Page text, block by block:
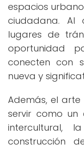
espacios
ciudadana.
lugares de
oportunidad
conecten con
nueva y
Además, el
servir como
intercultural,
construcción